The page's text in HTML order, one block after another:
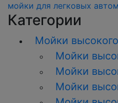
мойки для легковых
Категории
Мойки
Мойки
Мойки
Мойки